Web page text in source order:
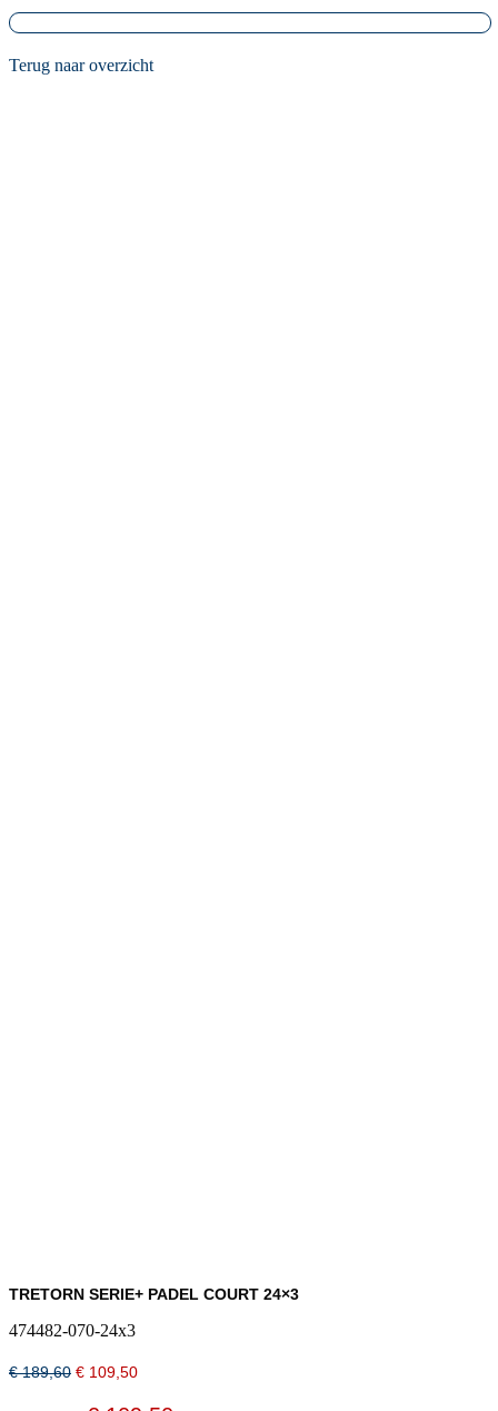
Terug naar overzicht
TRETORN SERIE+ PADEL COURT 24×3
474482-070-24x3
€189,60 Oorspronkelijke
was:
€ 109,50Huidige
is: